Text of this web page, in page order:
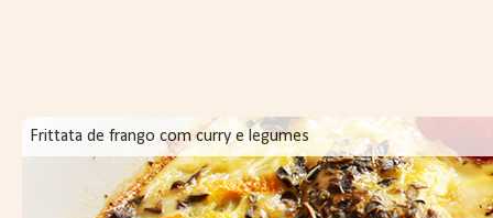
Frittata de frango com curry e legumes